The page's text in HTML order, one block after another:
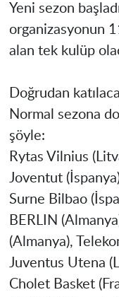
Yeni sezon
organizasyonun
alan tek kulüp
Doğrudan
Normal sezona
şöyle:
Rytas Vilnius
Joventut
Surne Bilbao
BERLIN
(Almanya),
Juventus Utena
Cholet Basket